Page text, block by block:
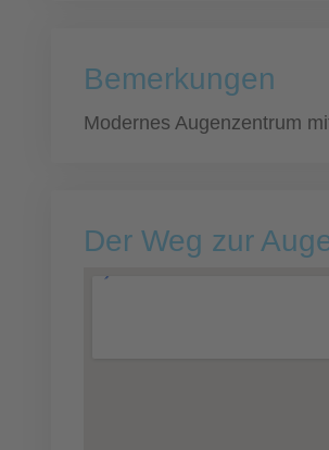
Bemerkungen
Modernes Augenzentrum
Der Weg zur